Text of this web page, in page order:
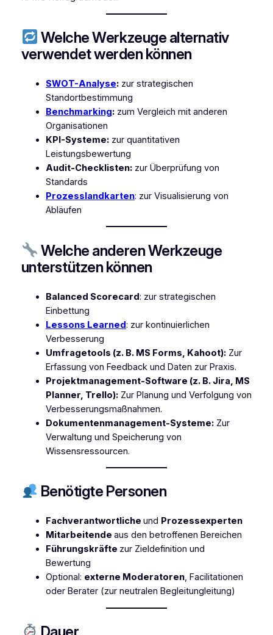
Welche Werkzeuge alternativ
verwendet werden können
SWOT-Analyse:zur strategischen
Standortbestimmung
Benchmarking:zum Vergleich mit anderen
Organisationen
KPI-Systeme:zur quantitativen
Leistungsbewertung
Audit-Checklisten:zur Überprüfung von
Standards
Prozesslandkarten: zur Visualisierung von
Abläufen
Welche anderen Werkzeuge
unterstützen können
Balanced Scorecard: zur strategischen
Einbettung
Lessons Learned: zur kontinuierlichen
Verbesserung
Umfragetools (z. B. MS Forms, Kahoot):Zur
Erfassung von Feedback und Daten zur Praxis.
Projektmanagement-Software (z. B. Jira, MS
Planner, Trello):Zur Planung und Verfolgung von
Verbesserungsmaßnahmen.
Dokumentenmanagement-Systeme:Zur
Verwaltung und Speicherung von
Wissensressourcen.
Benötigte Personen
Fachverantwortliche und Prozessexperten
Mitarbeitende aus den betroffenen Bereichen
Führungskräfte zur Zieldefinition und
Bewertung
Optional: externe Moderatoren, Facilitationen
oder Berater (zur neutralen Begleitungleitung)